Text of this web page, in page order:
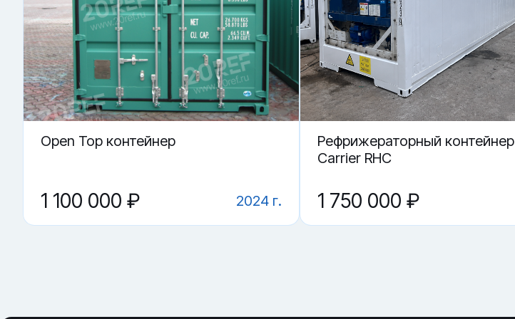
· проверка пола и отсутствия критичных повреждений
Купить «Сухогрузный морской контейнер CCLU 703909-5» в Самаре.
▼ От чего зависит цена на Сухогрузный морской контейнер CCLU 703909-5?
▼ Подойдёт ли контейнер как склад?
▼ Можно ли использовать под переоборудование?
▼ Где купить Сухогрузный морской контейнер CCLU 703909-5 в Самаре?
▼ Что проверить перед покупкой?
Open Top контейнер
1 100 000 ₽ 2024 г.
Рефрижераторный контейнер
Carrier RHC
1 750 000 ₽